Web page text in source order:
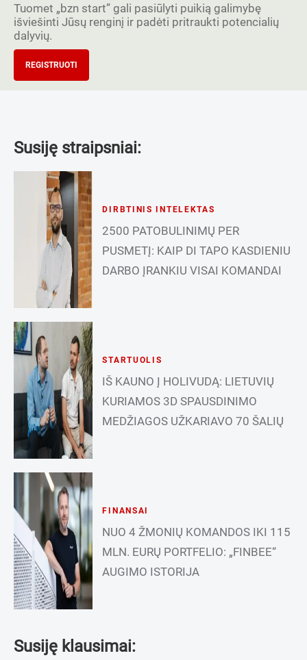
Tuomet „bzn start” gali pasiūlyti puikią galimybę
išviešinti Jūsų renginį ir padėti pritraukti potencialių
dalyvių.
REGISTRUOTI
Susiję straipsniai:
DIRBTINIS INTELEKTAS
2500 PATOBULINIMŲ PER
PUSMETĮ: KAIP DI TAPO KASDIENIU
DARBO ĮRANKIU VISAI KOMANDAI
STARTUOLIS
IŠ KAUNO Į HOLIVUDĄ: LIETUVIŲ
KURIAMOS 3D SPAUSDINIMO
MEDŽIAGOS UŽKARIAVO 70 ŠALIŲ
FINANSAI
NUO 4 ŽMONIŲ KOMANDOS IKI 115
MLN. EURŲ PORTFELIO: „FINBEE“
AUGIMO ISTORIJA
Susiję klausimai: